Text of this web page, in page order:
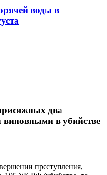
воды в
два
в убийстве
преступления,